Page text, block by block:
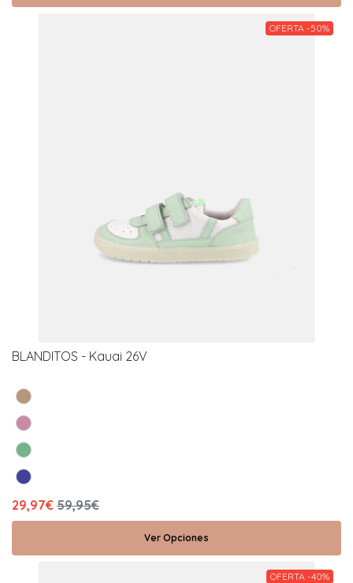
OFERTA -50%
BLANDITOS - Kauai 26V
29,97€ 59,95€
Ver Opciones
OFERTA -40%